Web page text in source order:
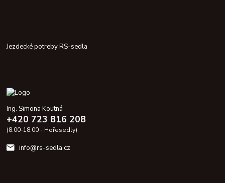
Jezdecké potreby RS-sedla
Ing. Simona Koutná
+420 723 816 208
(8.00-18.00 - Hořesedly)
info@rs-sedla.cz